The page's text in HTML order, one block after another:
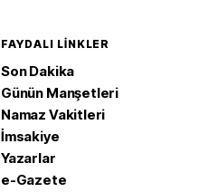
FAYDALI LINKLER
Son Dakika
Günün Manşetleri
Namaz Vakitleri
İmsakiye
Yazarlar
e-Gazete